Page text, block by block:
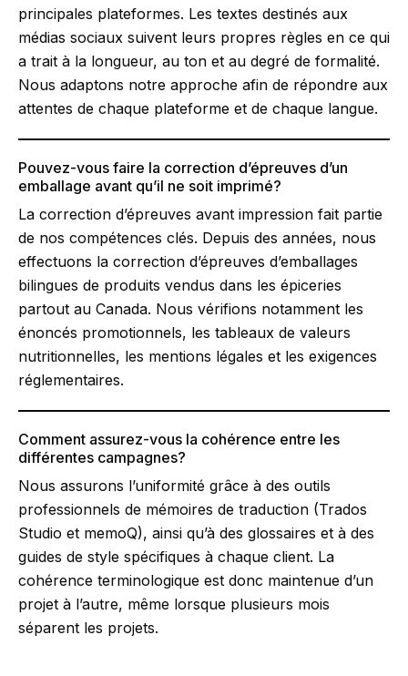
principales plateformes. Les textes destinés aux
médias sociaux suivent leurs propres règles en ce qui
a trait à la longueur, au ton et au degré de formalité.
Nous adaptons notre approche afin de répondre aux
attentes de chaque plateforme et de chaque langue.
Pouvez-vous faire la correction d’épreuves d’un
emballage avant qu’il ne soit imprimé?
La correction d’épreuves avant impression fait partie
de nos compétences clés. Depuis des années, nous
effectuons la correction d’épreuves d’emballages
bilingues de produits vendus dans les épiceries
partout au Canada. Nous vérifions notamment les
énoncés promotionnels, les tableaux de valeurs
nutritionnelles, les mentions légales et les exigences
réglementaires.
Comment assurez-vous la cohérence entre les
différentes campagnes?
Nous assurons l’uniformité grâce à des outils
professionnels de mémoires de traduction (Trados
Studio et memoQ), ainsi qu’à des glossaires et à des
guides de style spécifiques à chaque client. La
cohérence terminologique est donc maintenue d’un
projet à l’autre, même lorsque plusieurs mois
séparent les projets.